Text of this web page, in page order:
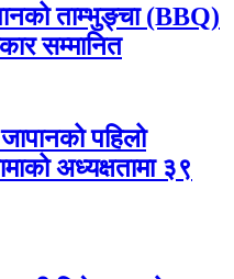
ताम्भुङ्चा (BBQ)
सम्मानित
पहिलो
अध्यक्षतामा ३९